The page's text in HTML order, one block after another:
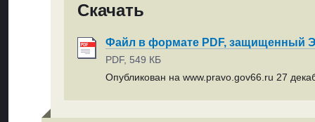
Скачать
Файл в формате PDF, защищенный
PDF, 549 КБ
Опубликован на www.pravo.gov66.ru 27